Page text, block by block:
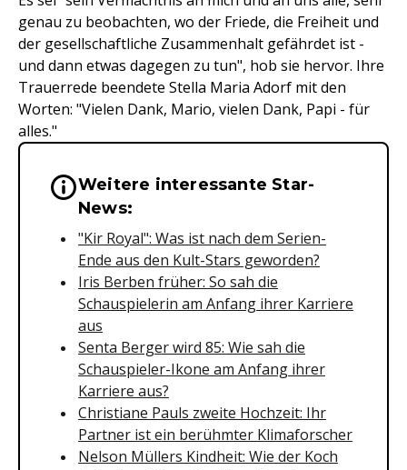
genau zu beobachten, wo der Friede, die Freiheit und
der gesellschaftliche Zusammenhalt gefährdet ist -
und dann etwas dagegen zu tun", hob sie hervor. Ihre
Trauerrede beendete Stella Maria Adorf mit den
Worten: "Vielen Dank, Mario, vielen Dank, Papi - für
alles."
Wichtige Hinweise &
Weitere interessante Star-
News:
"Kir Royal": Was ist nach dem Serien-
Ende aus den Kult-Stars geworden?
Iris Berben früher: So sah die
Schauspielerin am Anfang ihrer Karriere
aus
Senta Berger wird 85: Wie sah die
Schauspieler-Ikone am Anfang ihrer
Karriere aus?
Christiane Pauls zweite Hochzeit: Ihr
Partner ist ein berühmter Klimaforscher
Nelson Müllers Kindheit: Wie der Koch